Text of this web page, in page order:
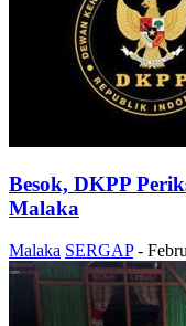
Besok, DKPP
Malaka
Malaka SERGAP -